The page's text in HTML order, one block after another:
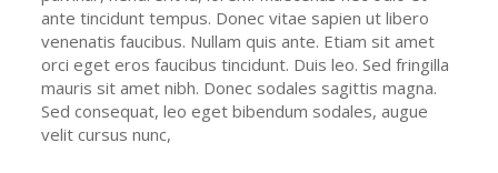
ante tincidunt tempus. Donec vitae sapien ut libero
venenatis faucibus. Nullam quis ante. Etiam sit amet
orci eget eros faucibus tincidunt. Duis leo. Sed fringilla
mauris sit amet nibh. Donec sodales sagittis magna.
Sed consequat, leo eget bibendum sodales, augue
velit cursus nunc,